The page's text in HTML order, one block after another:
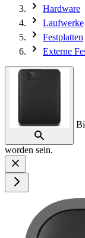
Hardware
Laufwerke
Festplatten
Externe
worden sein.